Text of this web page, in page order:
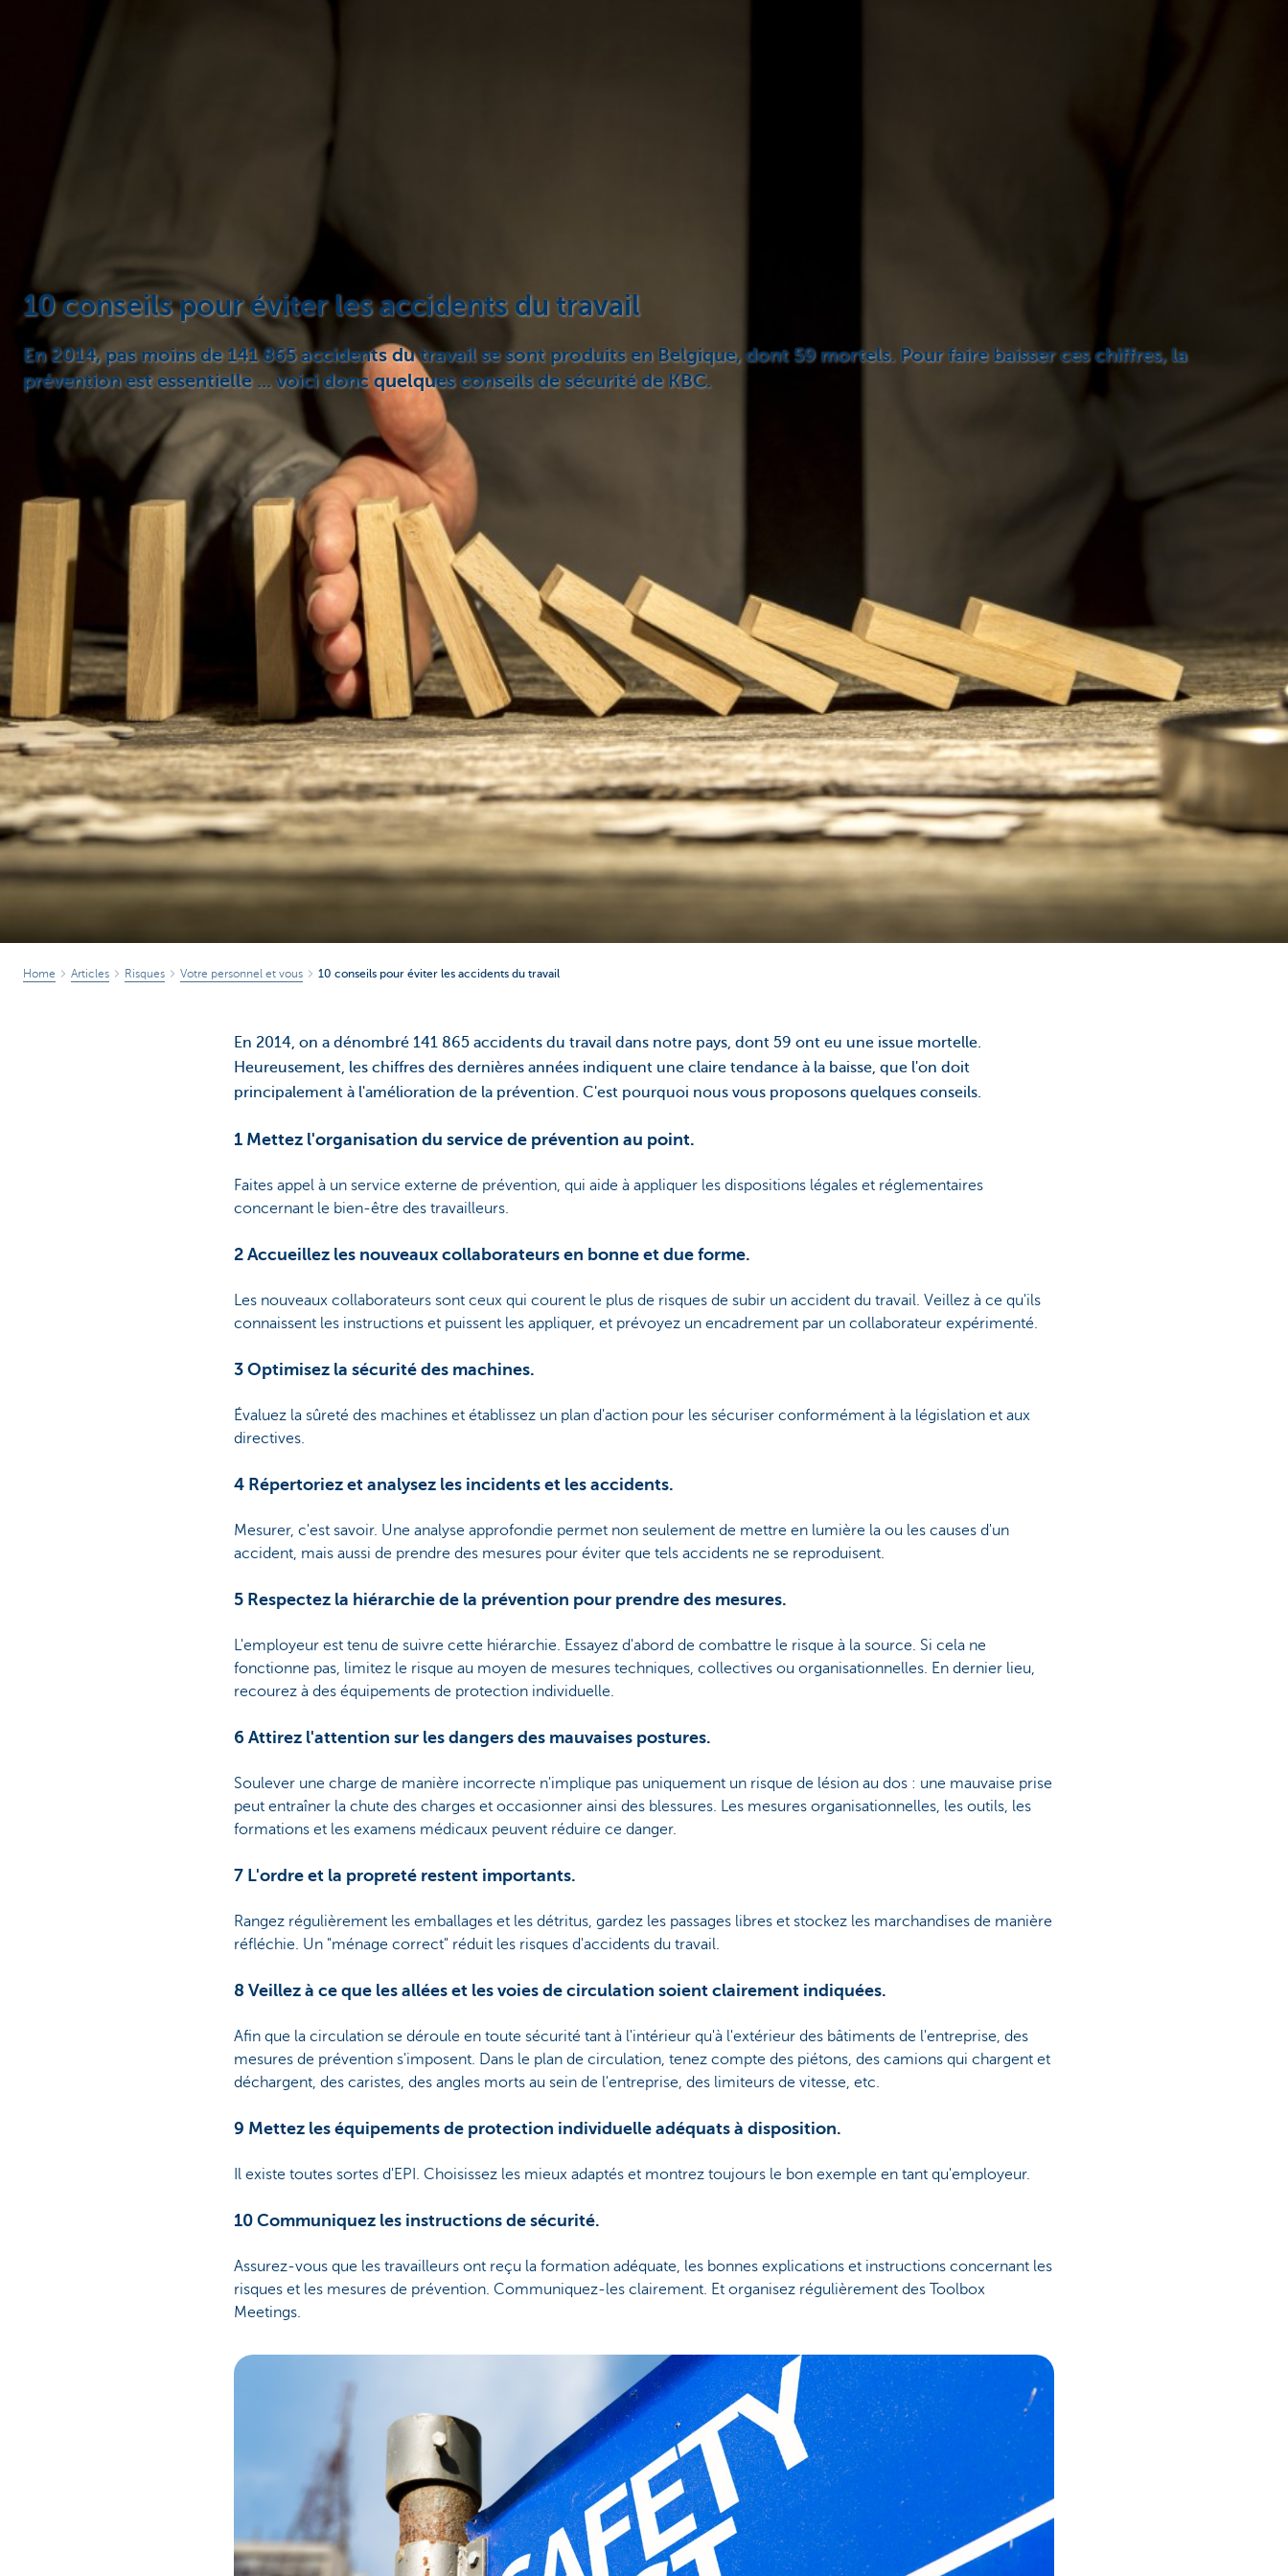
10 conseils pour éviter les accidents du travail
En 2014, pas moins de 141 865 accidents du travail se sont produits en Belgique, dont 59 mortels. Pour faire baisser ces chiffres, la
prévention est essentielle ... voici donc quelques conseils de sécurité de KBC.
Home Articles Risques Votre personnel et vous 10 conseils pour éviter les accidents du travail
En 2014, on a dénombré 141 865 accidents du travail dans notre pays, dont 59 ont eu une issue mortelle.
Heureusement, les chiffres des dernières années indiquent une claire tendance à la baisse, que l'on doit
principalement à l'amélioration de la prévention. C'est pourquoi nous vous proposons quelques conseils.
1 Mettez l'organisation du service de prévention au point.
Faites appel à un service externe de prévention, qui aide à appliquer les dispositions légales et réglementaires
concernant le bien-être des travailleurs.
2 Accueillez les nouveaux collaborateurs en bonne et due forme.
Les nouveaux collaborateurs sont ceux qui courent le plus de risques de subir un accident du travail. Veillez à ce qu'ils
connaissent les instructions et puissent les appliquer, et prévoyez un encadrement par un collaborateur expérimenté.
3 Optimisez la sécurité des machines.
Évaluez la sûreté des machines et établissez un plan d'action pour les sécuriser conformément à la législation et aux
directives.
4 Répertoriez et analysez les incidents et les accidents.
Mesurer, c'est savoir. Une analyse approfondie permet non seulement de mettre en lumière la ou les causes d'un
accident, mais aussi de prendre des mesures pour éviter que tels accidents ne se reproduisent.
5 Respectez la hiérarchie de la prévention pour prendre des mesures.
L'employeur est tenu de suivre cette hiérarchie. Essayez d'abord de combattre le risque à la source. Si cela ne
fonctionne pas, limitez le risque au moyen de mesures techniques, collectives ou organisationnelles. En dernier lieu,
recourez à des équipements de protection individuelle.
6 Attirez l'attention sur les dangers des mauvaises postures.
Soulever une charge de manière incorrecte n'implique pas uniquement un risque de lésion au dos : une mauvaise prise
peut entraîner la chute des charges et occasionner ainsi des blessures. Les mesures organisationnelles, les outils, les
formations et les examens médicaux peuvent réduire ce danger.
7 L'ordre et la propreté restent importants.
Rangez régulièrement les emballages et les détritus, gardez les passages libres et stockez les marchandises de manière
réfléchie. Un "ménage correct" réduit les risques d'accidents du travail.
8 Veillez à ce que les allées et les voies de circulation soient clairement indiquées.
Afin que la circulation se déroule en toute sécurité tant à l'intérieur qu'à l'extérieur des bâtiments de l'entreprise, des
mesures de prévention s'imposent. Dans le plan de circulation, tenez compte des piétons, des camions qui chargent et
déchargent, des caristes, des angles morts au sein de l'entreprise, des limiteurs de vitesse, etc.
9 Mettez les équipements de protection individuelle adéquats à disposition.
Il existe toutes sortes d'EPI. Choisissez les mieux adaptés et montrez toujours le bon exemple en tant qu'employeur.
10 Communiquez les instructions de sécurité.
Assurez-vous que les travailleurs ont reçu la formation adéquate, les bonnes explications et instructions concernant les
risques et les mesures de prévention. Communiquez-les clairement. Et organisez régulièrement des Toolbox
Meetings.